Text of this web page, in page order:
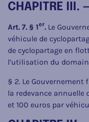
CHAPITRE III.
Art. 7. § 1er. Le
véhicule de
de cyclopartage en
l’utilisation du
§ 2. Le Gouvernement
la redevance annuelle
et 100 euros par